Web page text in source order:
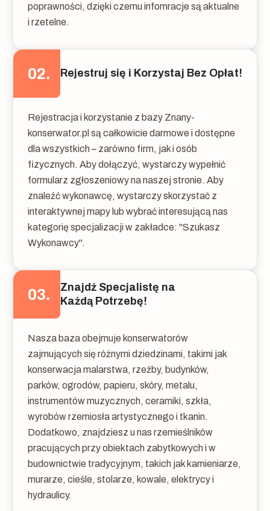
poprawności, dzięki czemu infomracje są aktualne
i rzetelne.
02. Rejestruj się i Korzystaj Bez Opłat!
Rejestracja i korzystanie z bazy Znany-
konserwator.pl są całkowicie darmowe i dostępne
dla wszystkich – zarówno firm, jak i osób
fizycznych. Aby dołączyć, wystarczy wypełnić
formularz zgłoszeniowy na naszej stronie. Aby
znaleźć wykonawcę, wystarczy skorzystać z
interaktywnej mapy lub wybrać interesującą nas
kategorię specjalizacji w zakładce: "Szukasz
Wykonawcy".
03.
Znajdź Specjalistę na
Każdą Potrzebę!
Nasza baza obejmuje konserwatorów
zajmujących się różnymi dziedzinami, takimi jak
konserwacja malarstwa, rzeźby, budynków,
parków, ogrodów, papieru, skóry, metalu,
instrumentów muzycznych, ceramiki, szkła,
wyrobów rzemiosła artystycznego i tkanin.
Dodatkowo, znajdziesz u nas rzemieślników
pracujących przy obiektach zabytkowych i w
budownictwie tradycyjnym, takich jak kamieniarze,
murarze, cieśle, stolarze, kowale, elektrycy i
hydraulicy.